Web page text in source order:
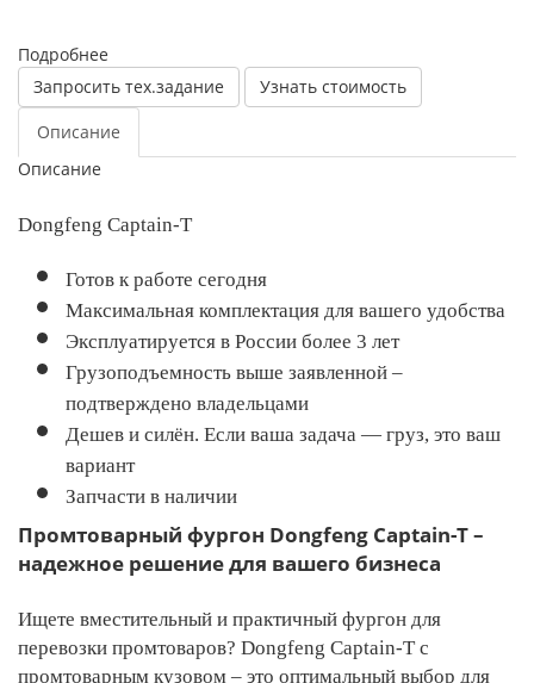
Подробнее
Запросить тех.задание
Узнать стоимость
Описание
Описание
Dongfeng Captain-T
Готов к работе сегодня
Максимальная комплектация для вашего удобства
Эксплуатируется в России более 3 лет
Грузоподъемность выше заявленной –
подтверждено владельцами
Дешев и силён. Если ваша задача — груз, это ваш
вариант
Запчасти в наличии
Промтоварный фургон Dongfeng Captain-T –
надежное решение для вашего бизнеса
Ищете вместительный и практичный фургон для
перевозки промтоваров? Dongfeng Captain-T с
промтоварным кузовом – это оптимальный выбор для